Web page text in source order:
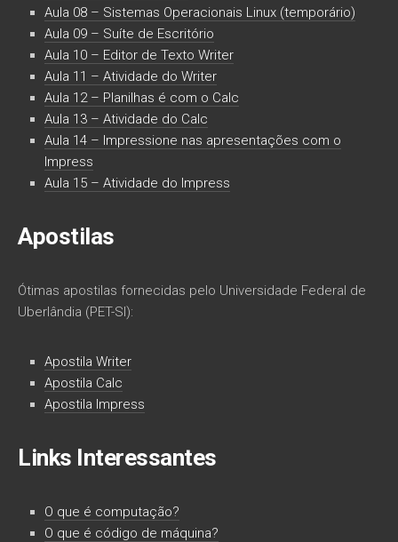
Aula 08 – Sistemas Operacionais Linux (temporário)
Aula 09 – Suíte de Escritório
Aula 10 – Editor de Texto Writer
Aula 11 – Atividade do Writer
Aula 12 – Planilhas é com o Calc
Aula 13 – Atividade do Calc
Aula 14 – Impressione nas apresentações com o
Impress
Aula 15 – Atividade do Impress
Apostilas
Ótimas apostilas fornecidas pelo Universidade Federal de
Uberlândia (PET-SI):
Apostila Writer
Apostila Calc
Apostila Impress
Links Interessantes
O que é computação?
O que é código de máquina?